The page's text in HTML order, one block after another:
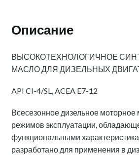
quantity
Описание
ВЫСОКОТЕХНОЛОГИЧНОЕ
МАСЛО ДЛЯ ДИЗЕЛЬНЫХ
API CI-4/SL, ACEA E7-12
Всесезонное дизельное
режимов эксплуатации,
функциональными
разработано для применения в